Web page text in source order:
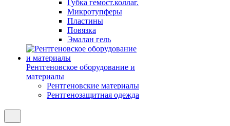
Губка гемост.коллаг.
Микротупферы
Пластины
Повязка
Эмалан гель
Рентгеновское оборудование и
материалы
Рентгеновские материалы
Рентгенозащитная одежда